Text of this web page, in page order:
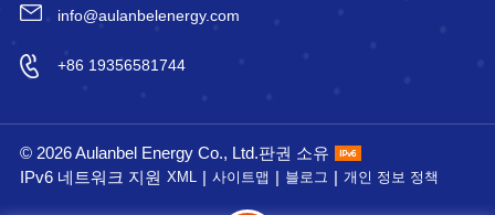
info@aulanbelenergy.com
+86 19356581744
© 2026 Aulanbel Energy Co., Ltd.판권 소유
IPv6 네트워크 지원 XML | 사이트맵 | 블로그 | 개인 정보 정책